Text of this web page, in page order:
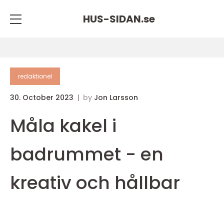
HUS-SIDAN.se
redaktionel
30. October 2023 by Jon Larsson
Måla kakel i
badrummet - en
kreativ och hållbar